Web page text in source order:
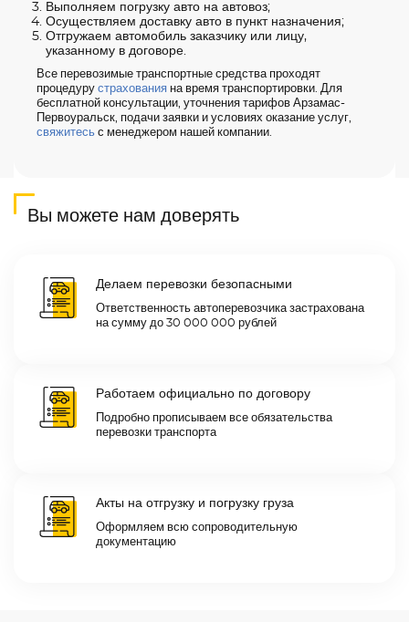
Выполняем погрузку авто на автовоз;
Осуществляем доставку авто в пункт назначения;
Отгружаем автомобиль заказчику или лицу,
указанному в договоре.
Все перевозимые транспортные средства проходят
процедуру страхования на время транспортировки. Для
бесплатной консультации, уточнения тарифов Арзамас-
Первоуральск, подачи заявки и условиях оказание услуг,
свяжитесь с менеджером нашей компании.
Вы можете нам доверять
Делаем перевозки безопасными
Ответственность автоперевозчика застрахована
на сумму до 30 000 000 рублей
Работаем официально по договору
Подробно прописываем все обязательства
перевозки транспорта
Акты на отгрузку и погрузку груза
Оформляем всю сопроводительную
документацию